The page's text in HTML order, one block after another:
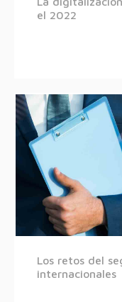
el 2022
Los retos del
internacionales